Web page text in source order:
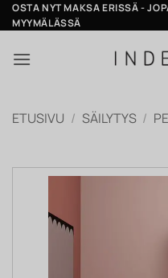
Skip
to
OSTA NYT MAKSA ERISSÄ -
MYYMÄLÄSSÄ
ETUSIVU / SÄILYTYS /